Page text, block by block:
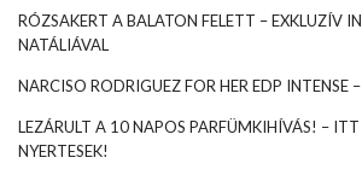
RÓZSAKERT A BALATON FELETT – EXKLUZÍV
NATÁLIÁVAL
NARCISO RODRIGUEZ FOR HER EDP INTENSE
LEZÁRULT A 10 NAPOS PARFÜMKIHÍVÁS! –
NYERTESEK!